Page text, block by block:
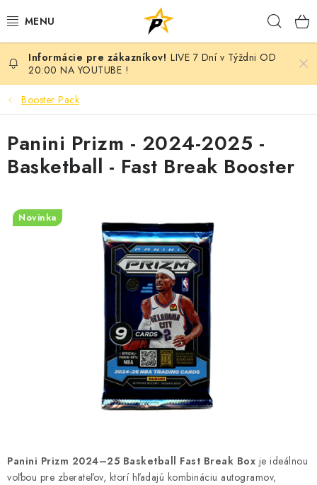
na
POKÉMON
BREAK NIGHT SEPAR VOL.7 - MONARCH EDITION
BATTLE
BREAKY
MARVEL
MAGIC THE GATHERING
STAR WARS
LIVE 7 Dní v Týždni OD
20:00 NA YOUTUBE !
Booster Pack
Panini Prizm 2024–25 Basketball Fast Break Box je ideálnou
voľbou pre zberateľov, ktorí hľadajú kombináciu autogramov,
Panini Prizm - 2024-2025 -
Basketball - Fast Break Booster
Novinka